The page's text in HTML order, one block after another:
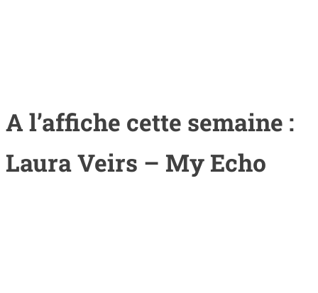
A l’affiche cette semaine :
Laura Veirs – My Echo